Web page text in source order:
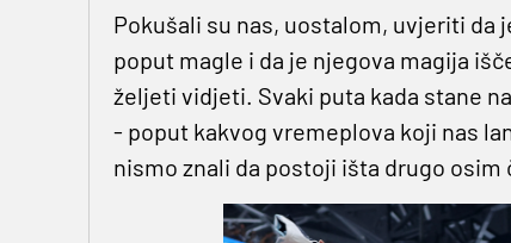
Pokušali su nas, uostalom, uvjeriti da
poput magle i da je njegova magija
željeti vidjeti. Svaki puta kada stane
- poput kakvog vremeplova koji nas
nismo znali da postoji išta drugo osim